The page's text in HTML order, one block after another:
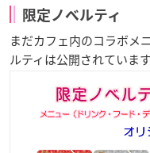
限定ノベルティ
まだカフェ内のコラボメ
ルティは公開されていま